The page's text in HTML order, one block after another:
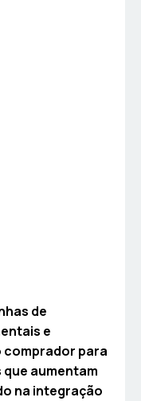
de
e
para
aumentam
na integração